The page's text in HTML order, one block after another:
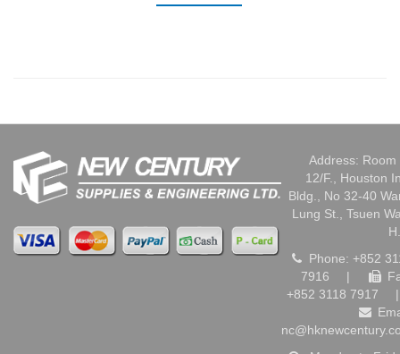
Address: Room
12/F., Houston
Bldg., No 32-40
Lung St., Tsuen
Phone: +852
7916
|
+852 3118 7917
|